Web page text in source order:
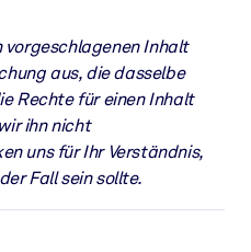
Inhalt
aus, die dasselbe
Rechte für einen Inhalt
ihn nicht
uns für Ihr Verständnis,
Fall sein sollte.